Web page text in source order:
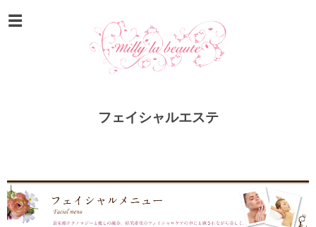
フェイシャルエステ